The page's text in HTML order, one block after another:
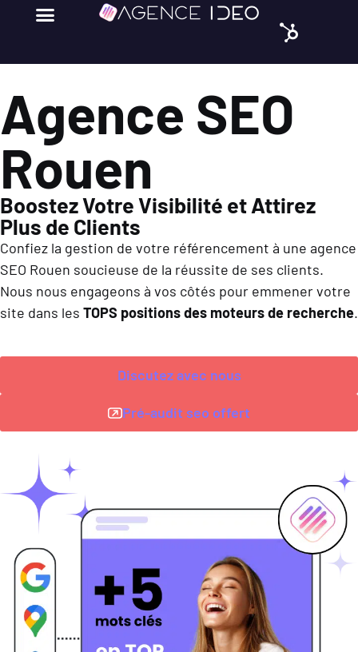
Agence SEO
Rouen
Boostez Votre Visibilité et Attirez
Plus de Clients
Confiez la gestion de votre référencement à une agence
SEO Rouen soucieuse de la réussite de ses clients.
Nous nous engageons à vos côtés pour emmener votre
site dans les TOPS positions des moteurs de recherche.
Discutez avec nous
Pré-audit seo offert